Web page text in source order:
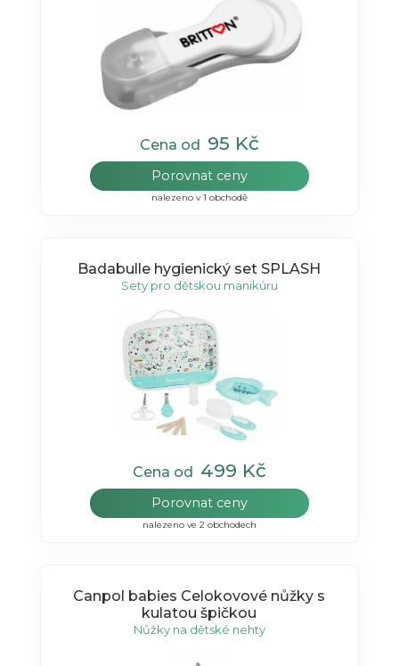
Cena od 95 Kč
Porovnat ceny
nalezeno v 1 obchodě
Badabulle hygienický set SPLASH
Sety pro dětskou manikúru
Cena od 499 Kč
Porovnat ceny
nalezeno ve 2 obchodech
Canpol babies Celokovové nůžky s
kulatou špičkou
Nůžky na dětské nehty